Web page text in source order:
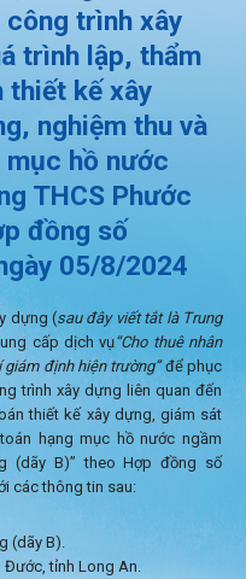
công trình xây
trình lập, thẩm
thiết kế xây
nghiệm thu và
mục hồ nước
THCS Phước
đồng số
05/8/2024
dựng (sau đây viết tắt là Trung
cấp dịch vụ“Cho thuê nhân
định hiện trường”để phục
trình xây dựng liên quan đến
thiết kế xây dựng, giám sát
hạng mục hồ nước ngầm
(dãy B)” theo Hợp đồng số
các thông tin sau:
(dãy B).
tỉnh Long An.